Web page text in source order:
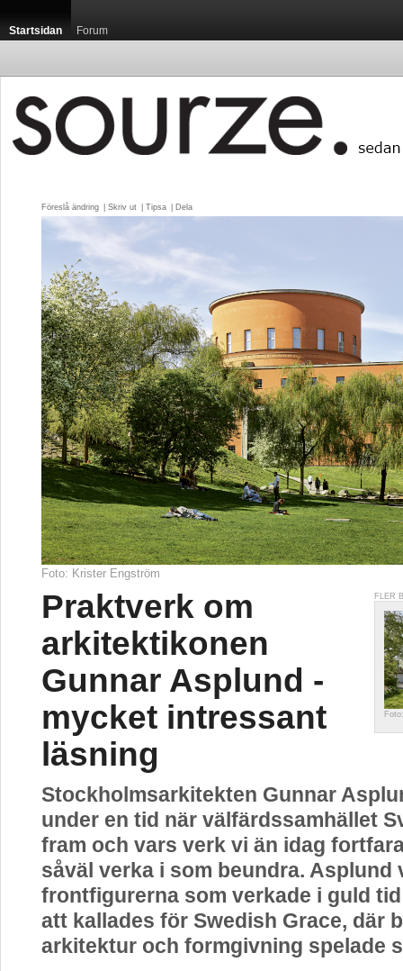
Startsidan Forum
Föreslå ändring Skriv ut Tipsa Dela
Foto: Krister Engström
FLER
Praktverk om
arkitektikonen
Gunnar Asplund -
mycket intressant
läsning
Stockholmsarkitekten Gunnar
under en tid när välfärdssamhället
fram och vars verk vi än idag
såväl verka i som beundra. Asplund
frontfigurerna som verkade i guld
att kallades för Swedish Grace, där
arkitektur och formgivning spelade